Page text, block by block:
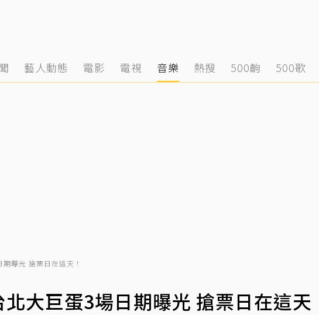
藝人動態 電影 電視 音樂 熱搜 500齣 500歌
曝光 搶票日在這天！
大巨蛋3場日期曝光 搶票日在這天